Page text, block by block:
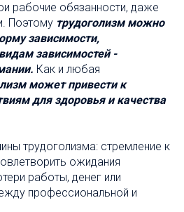
рабочие обязанности, даже
Поэтому трудоголизм можно
зависимости,
зависимостей -
Как и любая
может привести к
для здоровья и качества
трудоголизма: стремление к
ожидания
работы, денег или
профессиональной и